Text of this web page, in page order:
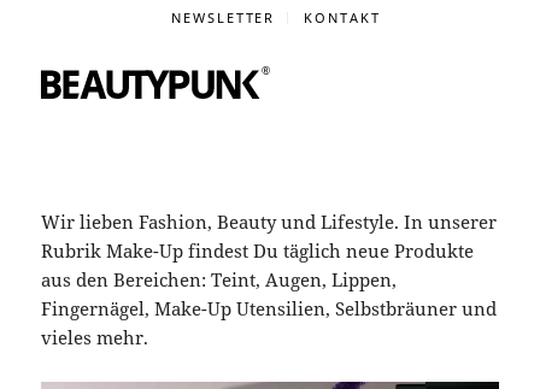
NEWSLETTER KONTAKT
Wir lieben Fashion, Beauty und Lifestyle. In unserer
Rubrik Make-Up findest Du täglich neue Produkte
aus den Bereichen: Teint, Augen, Lippen,
Fingernägel, Make-Up Utensilien, Selbstbräuner und
vieles mehr.